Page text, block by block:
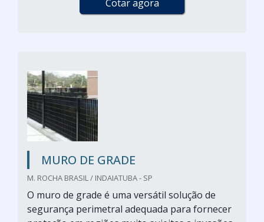
Cotar agora
MURO DE GRADE
M. ROCHA BRASIL / INDAIATUBA - SP
O muro de grade é uma versátil solução de
segurança perimetral adequada para fornecer